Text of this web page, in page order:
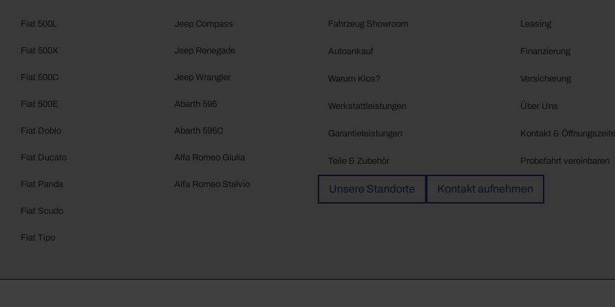
Fiat 500L
Fiat 500X
Fiat 500C
Fiat 500E
Fiat Doblo
Fiat Ducato
Fiat Panda
Fiat Scudo
Fiat Tipo
Jeep Compass
Jeep Renegade
Jeep Wrangler
Abarth 595
Abarth 595C
Alfa Romeo Giulia
Alfa Romeo Stelvio
Fahrzeug Showroom
Autoankauf
Warum Klos?
Werkstattleistungen
Garantieleistungen
Teile & Zubehör
Leasing
Finanzierung
Versicherung
Über Uns
Kontakt &
Probefahrt vereinbaren
Unsere Standorte Kontakt aufnehmen